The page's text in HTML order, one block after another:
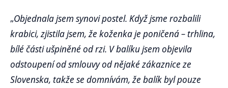
„Objednala jsem synovi postel. Když jsme rozbalili
krabici, zjistila jsem, že koženka je poničená – trhlina,
bílé části ušpiněné od rzi. V balíku jsem objevila
odstoupení od smlouvy od nějaké zákaznice ze
Slovenska, takže se domnívám, že balík byl pouze